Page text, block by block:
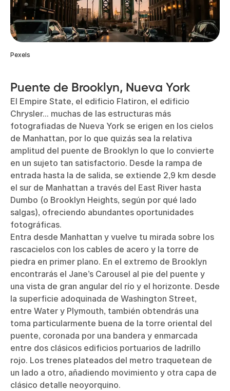
Pexels
Puente de Brooklyn, Nueva York
El Empire State, el edificio Flatiron, el edificio
Chrysler... muchas de las estructuras más
fotografiadas de Nueva York se erigen en los cielos
de Manhattan, por lo que quizás sea la relativa
amplitud del puente de Brooklyn lo que lo convierte
en un sujeto tan satisfactorio. Desde la rampa de
entrada hasta la de salida, se extiende 2,9 km desde
el sur de Manhattan a través del East River hasta
Dumbo (o Brooklyn Heights, según por qué lado
salgas), ofreciendo abundantes oportunidades
fotográficas.
Entra desde Manhattan y vuelve tu mirada sobre los
rascacielos con los cables de acero y la torre de
piedra en primer plano. En el extremo de Brooklyn
encontrarás el Jane’s Carousel al pie del puente y
una vista de gran angular del río y el horizonte. Desde
la superficie adoquinada de Washington Street,
entre Water y Plymouth, también obtendrás una
toma particularmente buena de la torre oriental del
puente, coronada por una bandera y enmarcada
entre dos clásicos edificios portuarios de ladrillo
rojo. Los trenes plateados del metro traquetean de
un lado a otro, añadiendo movimiento y otra capa de
clásico detalle neoyorquino.